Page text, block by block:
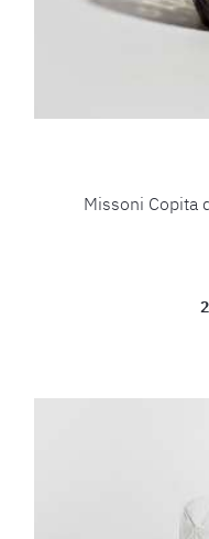
Missoni Copita